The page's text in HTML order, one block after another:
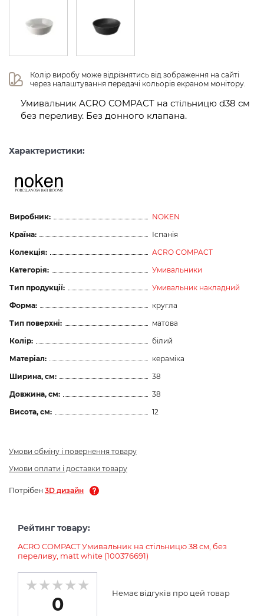
Колір виробу може відрізнятись від зображення на сайті
через налаштування передачі кольорів екраном монітору.
Умивальник ACRO COMPACT на стільницю d38 см
без переливу. Без донного клапана.
Характеристики:
Виробник:
NOKEN
Країна:
Іспанія
Колекція:
ACRO COMPACT
Категорія:
Умивальники
Тип продукції:
Умивальник накладний
Форма:
кругла
Тип поверхні:
матова
Колір:
білий
Матеріал:
кераміка
Ширина, см:
38
Довжина, см:
38
Висота, см:
12
Умови обміну і повернення товару
Умови оплати і доставки товару
Потрібен 3D дизайн
Рейтинг товару:
ACRO COMPACT Умивальник на стільницю 38 см, без
переливу, matt white (100376691)
0
Немає відгуків про цей товар